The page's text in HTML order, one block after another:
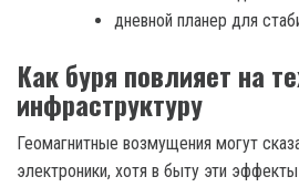
дневной планер для
Как буря повлияет на
инфраструктуру
Геомагнитные возмущения могут
электроники, хотя в быту эти